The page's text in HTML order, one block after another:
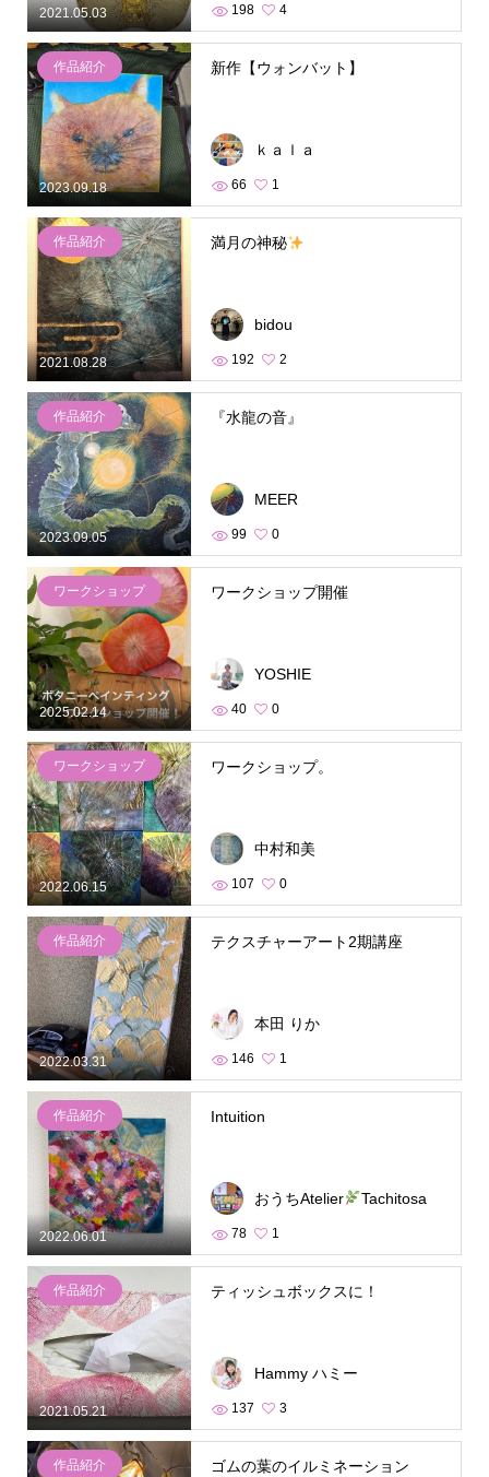
2021.05.03 198 4
作品紹介
2023.09.18
新作【ウォンバット】
ｋａｌａ
66 1
作品紹介
2021.08.28
満月の神秘
bidou
192 2
作品紹介
2023.09.05
『水龍の音』
MEER
99 0
ワークショップ
2025.02.14
ワークショップ開催
YOSHIE
40 0
ワークショップ
2022.06.15
ワークショップ。
中村和美
107 0
作品紹介
2022.03.31
テクスチャーアート2期講座
本田 りか
146 1
作品紹介
2022.06.01
Intuition
おうちAtelier Tachitosa
78 1
作品紹介
2021.05.21
ティッシュボックスに！
Hammy ハミー
137 3
作品紹介 ゴムの葉のイルミネーション